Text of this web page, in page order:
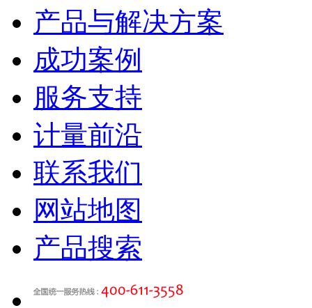
产品与解决方案
成功案例
服务支持
计量前沿
联系我们
网站地图
产品搜索